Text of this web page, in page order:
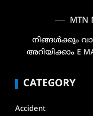
MTN
നിങ്ങൾക്കും
അറിയിക്കാം E
CATEGORY
Accident